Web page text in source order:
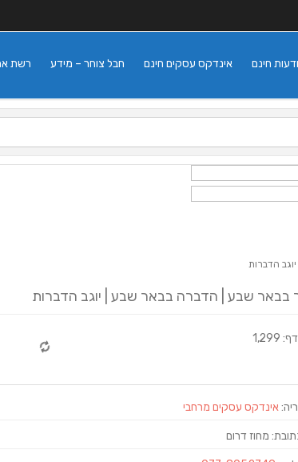
רשת חבל צוחר – מידע אינדקס עסקים חינם חינם
הדברות
בבאר שבע | הדברה בבאר שבע | יוגב הדברות
אינדקס עסקים מרחבי
מחוז דרום